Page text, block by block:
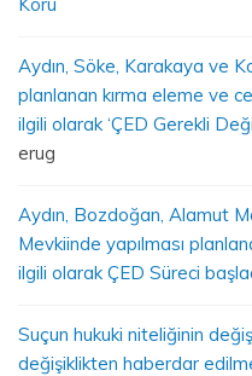
Aydın, Söke, Karakaya ve
planlanan kırma eleme ve
ilgili olarak ‘ÇED Gerekli
erug
Aydın, Bozdoğan, Alamut
Mevkiinde yapılması
ilgili olarak ÇED Süreci
Suçun hukuki niteliğinin
değişiklikten haberdar